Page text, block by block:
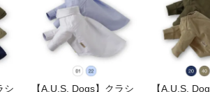
シ
【A.U.S. Dogs】クラシ
【A.U.S.